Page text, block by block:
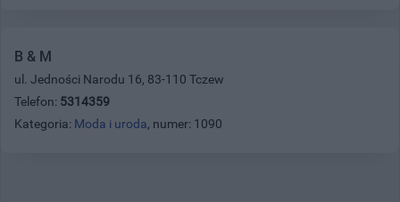
B & M
ul. Jedności Narodu 16, 83-110 Tczew
Telefon: 5314359
Kategoria: Moda i uroda, numer: 1090